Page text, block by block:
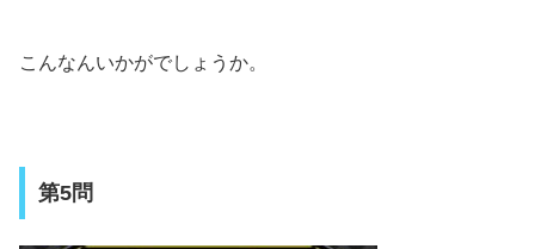
こんなんいかがでしょうか。
第5問